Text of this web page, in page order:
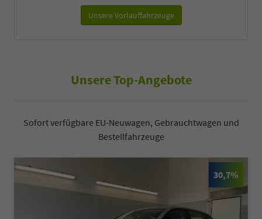
Unsere Vorlauffahrzeuge
Unsere Top-Angebote
Sofort verfügbare EU-Neuwagen, Gebrauchtwagen und
Bestellfahrzeuge
30,7%